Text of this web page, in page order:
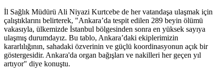
İl Sağlık Müdürü Ali Niyazi Kurtcebe de her vatandaşa ulaşmak için
çalıştıklarını belirterek, "Ankara’da tespit edilen 289 beyin ölümü
vakasıyla, ülkemizde İstanbul bölgesinden sonra en yüksek sayıya
ulaşmış durumdayız. Bu tablo, Ankara’daki ekiplerimizin
kararlılığının, sahadaki özverinin ve güçlü koordinasyonun açık bir
göstergesidir. Ankara'da organ bağışları ve nakilleri her geçen yıl
artıyor" diye konuştu.